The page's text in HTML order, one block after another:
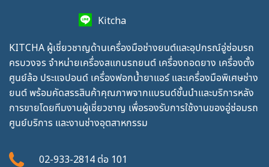
Kitcha
KITCHA ผู้เชี่ยวชาญด้านเครื่องมือช่างยนต์และอุปกรณ์อู่ซ่อมรถ
ครบวงจร จำหน่ายเครื่องสแกนรถยนต์ เครื่องถอดยาง เครื่องตั้ง
ศูนย์ล้อ ประแจปอนด์ เครื่องฟอกน้ำยาแอร์ และเครื่องมือพิเศษช่าง
ยนต์ พร้อมคัดสรรสินค้าคุณภาพจากแบรนด์ชั้นนำและบริการหลัง
การขายโดยทีมงานผู้เชี่ยวชาญ เพื่อรองรับการใช้งานของอู่ซ่อมรถ
ศูนย์บริการ และงานช่างอุตสาหกรรม
02-933-2814 ต่อ 101